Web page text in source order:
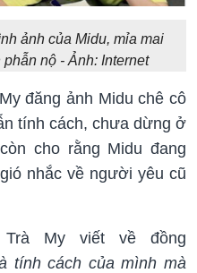
ảnh của Midu, mỉa mai
nộ - Ảnh: Internet
đăng ảnh Midu chê cô
tính cách, chưa dừng ở
cho rằng Midu đang
nhắc về người yêu cũ
My viết về đồng
tính cách của mình mà